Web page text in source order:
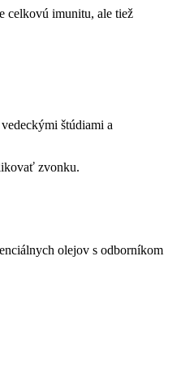
celkovú imunitu, ale tiež
štúdiami a
zvonku.
olejov s odborníkom